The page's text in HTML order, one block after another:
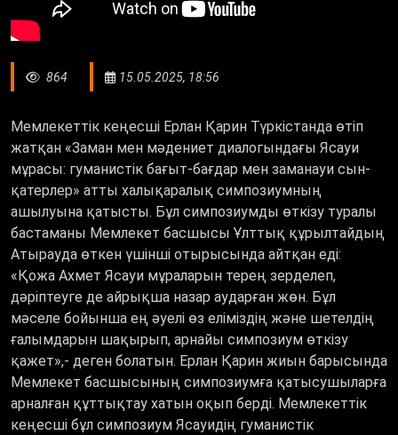
864 15.05.2025, 18:56
Мемлекеттік кеңесші Ерлан Қарин Түркістанда өтіп
жатқан «Заман мен мәдениет диалогындағы Ясауи
мұрасы: гуманистік бағыт-бағдар мен заманауи сын-
қатерлер» атты халықаралық симпозиумның
ашылуына қатысты. Бұл симпозиумды өткізу туралы
бастаманы Мемлекет басшысы Ұлттық құрылтайдың
Атырауда өткен үшінші отырысында айтқан еді:
«Қожа Ахмет Ясауи мұраларын терең зерделеп,
дәріптеуге де айрықша назар аударған жөн. Бұл
мәселе бойынша ең әуелі өз еліміздің және шетелдің
ғалымдарын шақырып, арнайы симпозиум өткізу
қажет»,- деген болатын. Ерлан Қарин жиын барысында
Мемлекет басшысының симпозиумға қатысушыларға
арналған құттықтау хатын оқып берді. Мемлекеттік
кеңесші бұл симпозиум Ясауидің гуманистік